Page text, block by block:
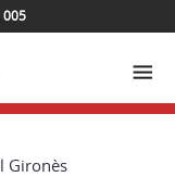
005
Gironès